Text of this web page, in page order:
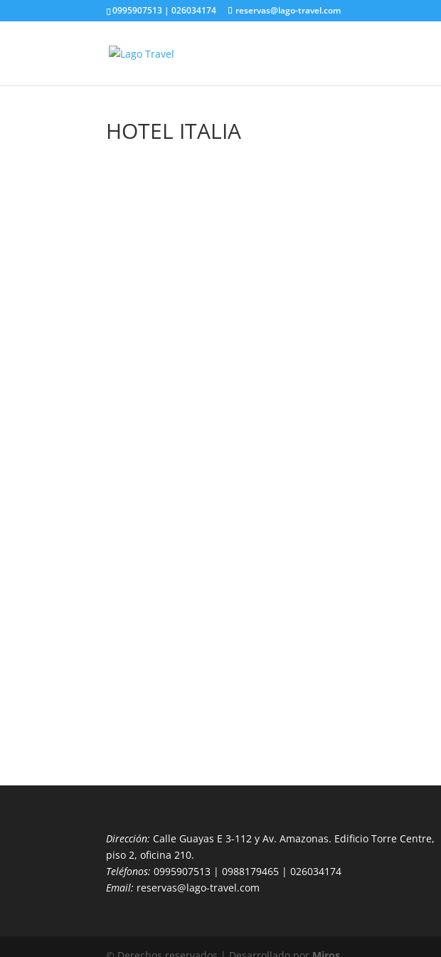
0995907513 | 026034174 reservas@lago-travel.com
HOTEL ITALIA
Dirección: Calle Guayas E 3-112 y Av. Amazonas. Edificio Torre Centre,
piso 2, oficina 210.
Teléfonos: 0995907513 | 0988179465 | 026034174
Email: reservas@lago-travel.com